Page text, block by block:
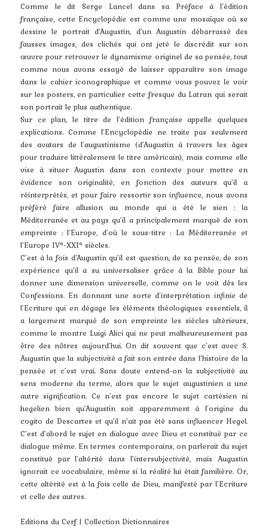
Comme le dit Serge Lancel dans sa Préface à l’édition
française, cette Encyclopédie est comme une mosaïque où se
dessine le portrait d’Augustin, d’un Augustin débarrassé des
fausses images, des clichés qui ont jeté le discrédit sur son
œuvre pour retrouver le dynamisme originel de sa pensée, tout
comme nous avons essayé de laisser apparaître son image
dans le cahier iconographique et comme vous pouvez le voir
sur les posters, en particulier cette fresque du Latran qui serait
son portrait le plus authentique.
Sur ce plan, le titre de l’édition française appelle quelques
explications. Comme l’Encyclopédie ne traite pas seulement
des avatars de l’augustinisme (d’Augustin à travers les âges
pour traduire littéralement le titre américain), mais comme elle
vise à situer Augustin dans son contexte pour mettre en
évidence son originalité, en fonction des auteurs qu’il a
réinterprétés, et pour faire ressortir son influence, nous avons
préféré faire allusion au monde qui a été le sien : la
Méditerranée et au pays qu’il a principalement marqué de son
empreinte : l’Europe, d’où le sous-titre : La Méditerranée et
l’Europe IV°-XXI° siècles.
C’est à la fois d’Augustin qu’il est question, de sa pensée, de son
expérience qu’il a su universaliser grâce à la Bible pour lui
donner une dimension universelle, comme on le voit dès les
Confessions. En donnant une sorte d’interprétation infinie de
l’Ecriture qui en dégage les éléments théologiques essentiels, il
a largement marqué de son empreinte les siècles ultérieurs,
comme le montre Luigi Alici qui ne peut malheureusement pas
être des nôtres aujourd’hui. On dit souvent que c’est avec S.
Augustin que la subjectivité a fait son entrée dans l’histoire de la
pensée et c’est vrai. Sans doute entend-on la subjectivité au
sens moderne du terme, alors que le sujet augustinien a une
autre signification. Ce n’est pas encore le sujet cartésien ni
hegelien bien qu’Augustin soit apparemment à l’origine du
cogito de Descartes et qu’il n’ait pas été sans influencer Hegel.
C’est d’abord le sujet en dialogue avec Dieu et constitué par ce
dialogue même. En termes contemporains, on parlerait du sujet
constitué par l’altérité dans l’intersubjectivité, mais Augustin
ignorait ce vocabulaire, même si la réalité lui était familière. Or,
cette altérité est à la fois celle de Dieu, manifesté par l’Ecriture
et celle des autres.
Editions du Cerf | Collection Dictionnaires